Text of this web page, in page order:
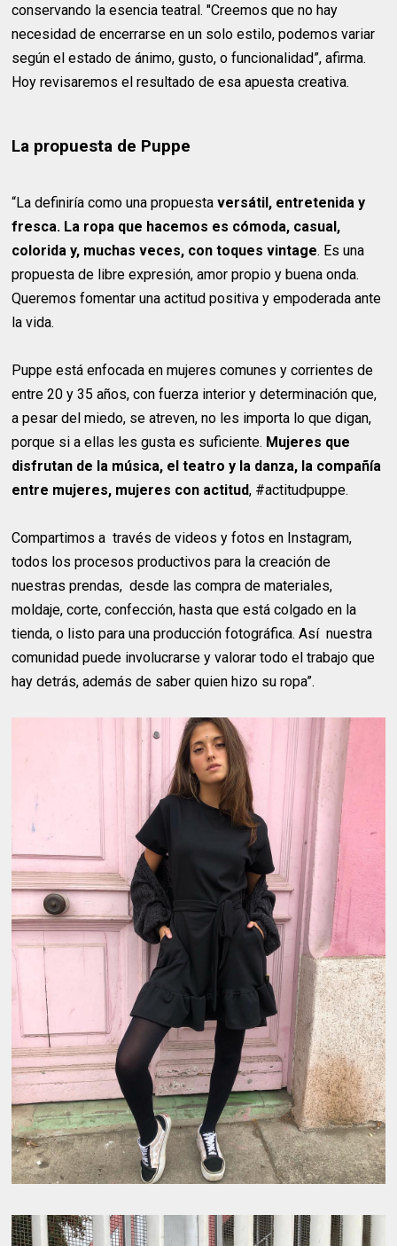
conservando la esencia teatral. "Creemos que no hay
necesidad de encerrarse en un solo estilo, podemos variar
según el estado de ánimo, gusto, o funcionalidad”, afirma.
Hoy revisaremos el resultado de esa apuesta creativa.
La propuesta de Puppe
“La definiría como una propuestaversátil, entretenida y
fresca. La ropa que hacemos es cómoda, casual,
colorida y, muchas veces, con toques vintage. Es una
propuesta de libre expresión, amor propio y buena onda.
Queremos fomentar una actitud positiva y empoderada ante
la vida.
Puppe está enfocada en mujeres comunes y corrientes de
entre 20 y 35 años, con fuerza interior y determinación que,
a pesar del miedo, se atreven, no les importa lo que digan,
porque si a ellas les gusta es suficiente. Mujeres que
disfrutan de la música, el teatro y la danza, la compañía
entre mujeres, mujeres con actitud, #actitudpuppe.
Compartimos a través de videos y fotos en Instagram,
todos los procesos productivos para la creación de
nuestras prendas, desde las compra de materiales,
moldaje, corte, confección, hasta que está colgado en la
tienda, o listo para una producción fotográfica. Así nuestra
comunidad puede involucrarse y valorar todo el trabajo que
hay detrás, además de saber quien hizo su ropa”.